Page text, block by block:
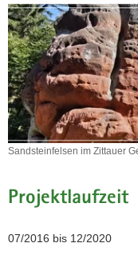
a
v
i
g
a
t
i
o
Sandsteinfelsen im Zittauer
Zittauer
Gebirge.
Projektlaufzeit
07/2016 bis 12/2020